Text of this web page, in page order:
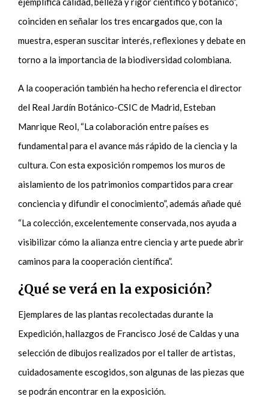
coinciden en señalar los tres encargados que, con la
muestra, esperan suscitar interés, reflexiones y debate en
torno a la importancia de la biodiversidad colombiana.
A la cooperación también ha hecho referencia el director
del Real Jardín Botánico-CSIC de Madrid, Esteban
Manrique Reol, “La colaboración entre países es
fundamental para el avance más rápido de la ciencia y la
cultura. Con esta exposición rompemos los muros de
aislamiento de los patrimonios compartidos para crear
conciencia y difundir el conocimiento”, además añade qué
“La colección, excelentemente conservada, nos ayuda a
visibilizar cómo la alianza entre ciencia y arte puede abrir
caminos para la cooperación científica”.
¿Qué se verá en la exposición?
Ejemplares de las plantas recolectadas durante la
Expedición, hallazgos de Francisco José de Caldas y una
selección de dibujos realizados por el taller de artistas,
cuidadosamente escogidos, son algunas de las piezas que
se podrán encontrar en la exposición.